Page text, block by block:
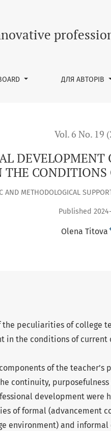
TEACHING EMPLOYEES OF
ДЛЯ АВТОРІВ
Vol. 6 No. 19
THE
AND METHODOLOGICAL
Published
Olena Titova
peculiarities of college
in the conditions of current
of the teacher’s
continuity,
development were
of formal (advancement
environment) and informal